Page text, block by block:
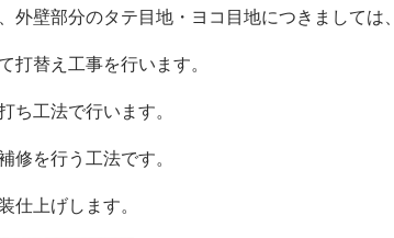
外壁部分のタテ目地・ヨコ目地につきましては、
打替え工事を行います。
ち工法で行います。
修を行う工法です。
仕上げします。